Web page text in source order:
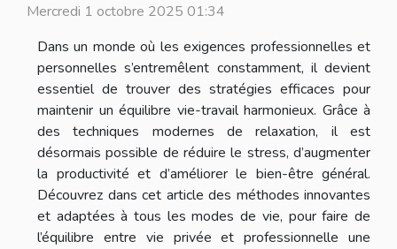
Mercredi 1 octobre 2025 01:34
Dans un monde où les exigences professionnelles et
personnelles s’entremêlent constamment, il devient
essentiel de trouver des stratégies efficaces pour
maintenir un équilibre vie-travail harmonieux. Grâce à
des techniques modernes de relaxation, il est
désormais possible de réduire le stress, d’augmenter
la productivité et d’améliorer le bien-être général.
Découvrez dans cet article des méthodes innovantes
et adaptées à tous les modes de vie, pour faire de
l’équilibre entre vie privée et professionnelle une